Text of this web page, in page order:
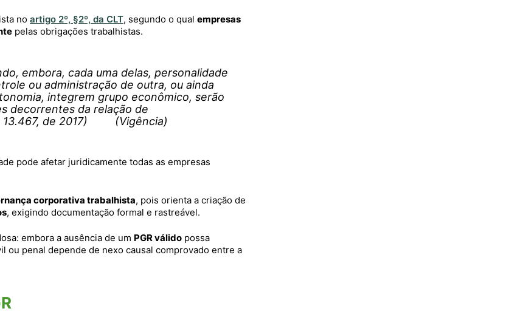
no artigo 2º, §2º, da CLT, segundo o qual empresas
pelas obrigações trabalhistas.
embora, cada uma delas, personalidade
ou administração de outra, ou ainda
integrem grupo econômico, serão
decorrentes da relação de
de 2017) (Vigência)
pode afetar juridicamente todas as empresas
corporativa trabalhista, pois orienta a criação de
, exigindo documentação formal e rastreável.
embora a ausência de um PGR válido possa
ou penal depende de nexo causal comprovado entre a